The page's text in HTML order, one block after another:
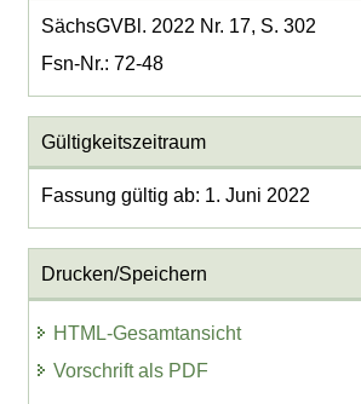
SächsGVBl. 2022 Nr. 17, S. 302
Fsn-Nr.: 72-48
Gültigkeitszeitraum
Fassung gültig ab: 1. Juni 2022
Drucken/Speichern
HTML-Gesamtansicht
Vorschrift als PDF